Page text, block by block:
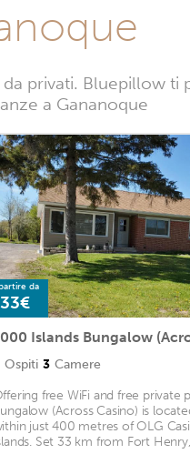
privati. Bluepillow ti
a Gananoque
da
Islands Bungalow
Ospiti 3 Camere
free WiFi and free private
(Across Casino) is
just 400 metres of OLG
Set 33 km from Fort